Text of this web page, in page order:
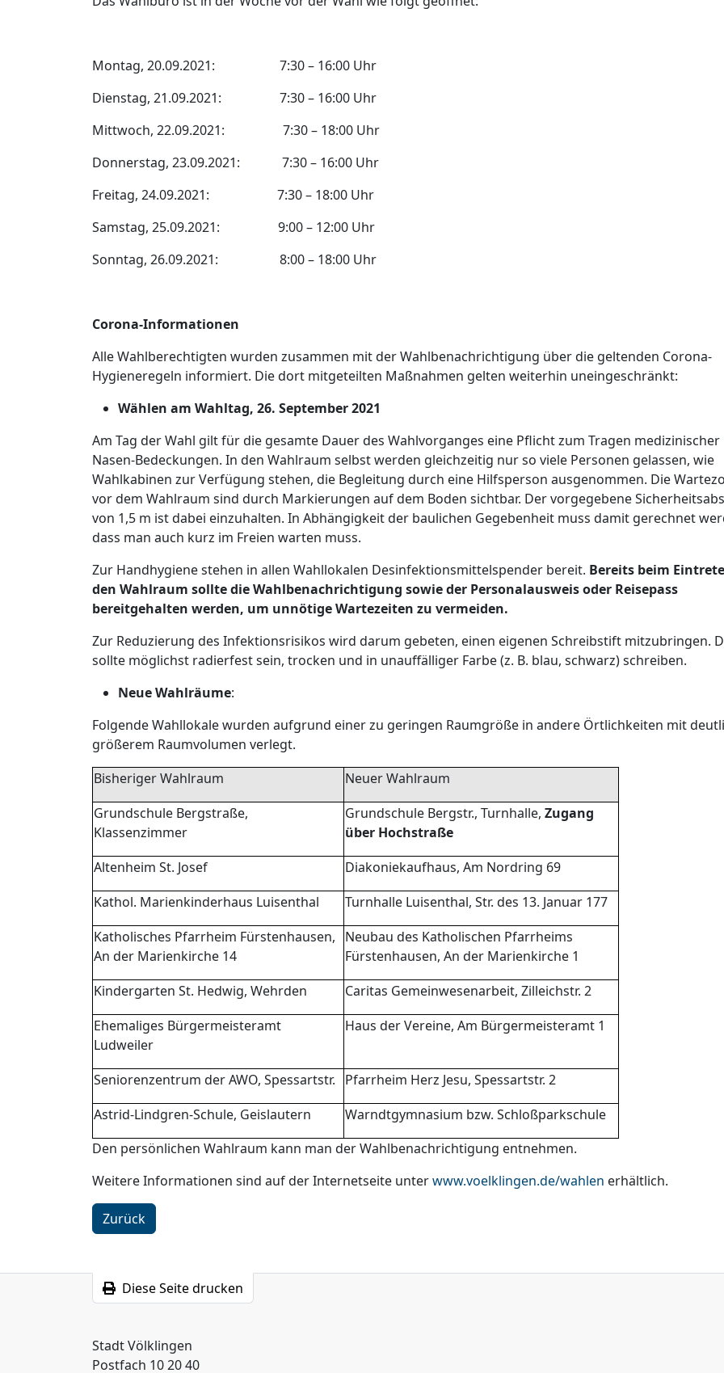
Montag, 20.09.2021: 7:30 – 16:00 Uhr
Dienstag, 21.09.2021: 7:30 – 16:00 Uhr
Mittwoch, 22.09.2021: 7:30 – 18:00 Uhr
Donnerstag, 23.09.2021: 7:30 – 16:00 Uhr
Freitag, 24.09.2021: 7:30 – 18:00 Uhr
Samstag, 25.09.2021: 9:00 – 12:00 Uhr
Sonntag, 26.09.2021: 8:00 – 18:00 Uhr
Corona-Informationen
Alle Wahlberechtigten wurden zusammen mit der Wahlbenachrichtigung über die geltenden Corona-
Hygieneregeln informiert. Die dort mitgeteilten Maßnahmen gelten weiterhin uneingeschränkt:
Wählen am Wahltag, 26. September 2021
Am Tag der Wahl gilt für die gesamte Dauer des Wahlvorganges eine Pflicht zum Tragen
Nasen-Bedeckungen. In den Wahlraum selbst werden gleichzeitig nur so viele Personen gelassen, wie
Wahlkabinen zur Verfügung stehen, die Begleitung durch eine Hilfsperson ausgenommen. Die
vor dem Wahlraum sind durch Markierungen auf dem Boden sichtbar. Der vorgegebene
von 1,5 m ist dabei einzuhalten. In Abhängigkeit der baulichen Gegeben­heit muss damit gerechnet
dass man auch kurz im Freien warten muss.
Zur Handhygiene stehen in allen Wahllokalen Desinfektions­mittel­spender bereit. Bereits beim
den Wahlraum sollte die Wahlbenachrichtigung sowie der Personalausweis oder Reise­pass
bereitgehalten werden, um unnötige Wartezeiten zu vermeiden.
Zur Reduzierung des Infektionsrisikos wird darum gebeten, einen eigenen Schreib­stift mit­zu­bringen.
sollte möglichst radierfest sein, trocken und in unauffälliger Farbe (z. B. blau, schwarz) schreiben.
Neue Wahlräume:
Folgende Wahllokale wurden aufgrund einer zu geringen Raumgröße in andere Örtlich­keiten mit
größerem Raumvolumen verlegt.
Bisheriger Wahlraum
Neuer Wahlraum
Grundschule Bergstraße,
Klassenzimmer
Grundschule Bergstr., Turnhalle, Zugang
über Hochstraße
Altenheim St. Josef
Diakoniekaufhaus, Am Nordring 69
Kathol. Marienkinderhaus Luisenthal
Turnhalle Luisenthal, Str. des 13. Januar 177
Katholisches Pfarrheim Fürstenhausen,
An der Marienkirche 14
Neubau des Katholischen Pfarrheims
Fürsten­hausen, An der Marienkirche 1
Kindergarten St. Hedwig, Wehrden
Caritas Gemeinwesenarbeit, Zilleichstr. 2
Ehemaliges Bürgermeisteramt
Ludweiler
Haus der Vereine, Am Bürgermeisteramt 1
Seniorenzentrum der AWO, Spessartstr.
Pfarrheim Herz Jesu, Spessartstr. 2
Astrid-Lindgren-Schule, Geislautern
Warndtgymnasium bzw. Schloßparkschule
Den persönlichen Wahlraum kann man der Wahlbenachrichtigung entnehmen.
Weitere Informationen sind auf der Internetseite unterwww.voelklingen.de/wahlen erhältlich.
Zurück
Diese Seite drucken
Stadt Völklingen
Postfach 10 20 40